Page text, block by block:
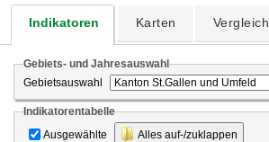
Indikatoren Karten Vergleich
Gebiets- und Jahresauswahl
Gebietsauswahl
Indikatorentabelle
Ausgewählte
Alles auf-/zuklappen